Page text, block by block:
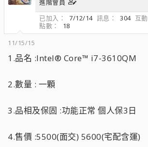
進階會員
已加入
7/12/14 訊息 304 互
點數
18
11/15/15
1.品名 :Intel® Core™ i7-3610QM
2.數量 : 一顆
3.品相及保固 :功能正常 個人保3日
4.售價 :5500(面交) 5600(宅配含運)